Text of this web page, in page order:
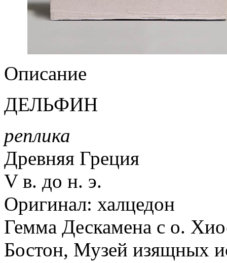
Описание
ДЕЛЬФИН
реплика
Древняя Греция
V в. до н. э.
Оригинал: халцедон
Гемма Дескамена с о.
Бостон, Музей изящных